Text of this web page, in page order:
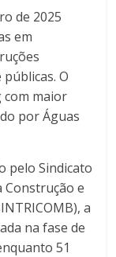
de 2025
em
O
com maior
por Águas
pelo Sindicato
e
a
na fase de
51